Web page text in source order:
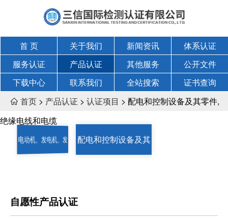
首 页 关于我们 新闻资讯
体系认证
服务认证
产品认证 其他服务
公开文件
下载中心
联系我们 全站搜索 证书查询
 首页 > 产品认证 > 认证项目 > 配电和控制设备及其零件,
绝缘电线和电缆
电动机、发电机、发 配电和控制设备及其
自愿性产品认证